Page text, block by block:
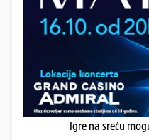
Igre na sreću